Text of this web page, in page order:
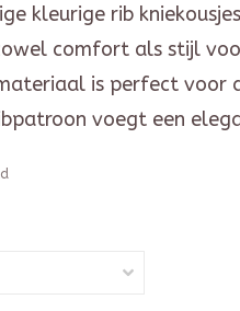
kleurige rib
comfort als stijl
is perfect voor
voegt een